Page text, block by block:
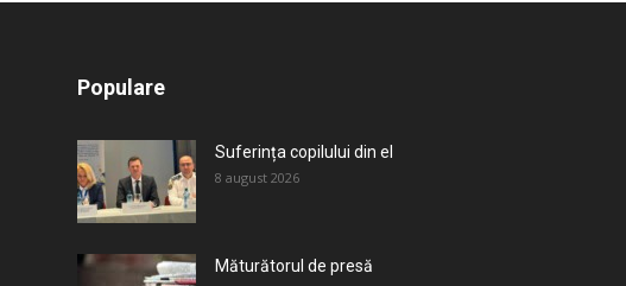
Populare
Suferința copilului din el
8 august 2026
Măturătorul de presă